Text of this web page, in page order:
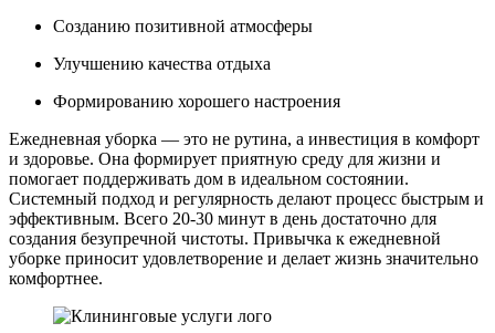
Созданию позитивной атмосферы
Улучшению качества отдыха
Формированию хорошего настроения
Ежедневная уборка — это не рутина, а инвестиция в комфорт
и здоровье. Она формирует приятную среду для жизни и
помогает поддерживать дом в идеальном состоянии.
Системный подход и регулярность делают процесс быстрым и
эффективным. Всего 20-30 минут в день достаточно для
создания безупречной чистоты. Привычка к ежедневной
уборке приносит удовлетворение и делает жизнь значительно
комфортнее.